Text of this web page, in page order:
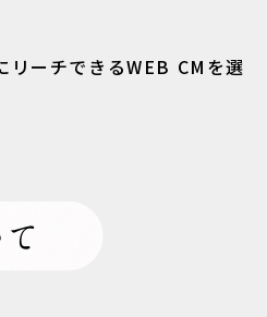
リーチできるWEB CMを選